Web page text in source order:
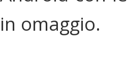
in omaggio.